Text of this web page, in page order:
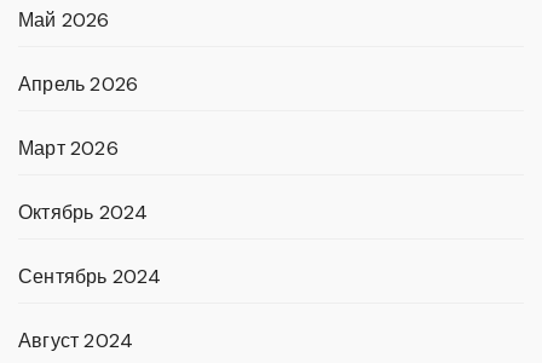
Май 2026
Апрель 2026
Март 2026
Октябрь 2024
Сентябрь 2024
Август 2024